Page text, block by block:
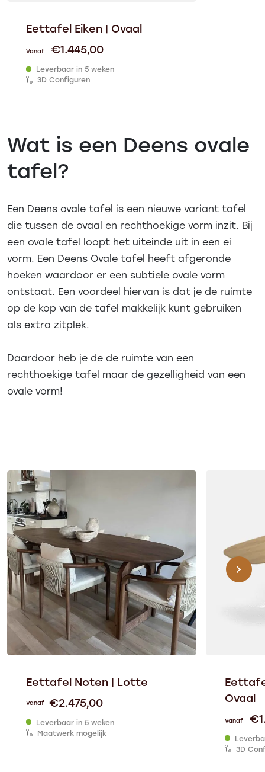
Eettafel Eiken | Ovaal
Vanaf €1.445,00
Leverbaar in 5 weken
3D Configuren
Wat is een Deens ovale
tafel?
Een Deens ovale tafel is een nieuwe variant tafel
die tussen de ovaal en rechthoekige vorm inzit. Bij
een ovale tafel loopt het uiteinde uit in een ei
vorm. Een Deens Ovale tafel heeft afgeronde
hoeken waardoor er een subtiele ovale vorm
ontstaat. Een voordeel hiervan is dat je de ruimte
op de kop van de tafel makkelijk kunt gebruiken
als extra zitplek.
Daardoor heb je de de ruimte van een
rechthoekige tafel maar de gezelligheid van een
ovale vorm!
Eettafel Noten | Lotte
Vanaf €2.475,00
Leverbaar in 5 weken
Maatwerk mogelijk
Ovaal
Vanaf €
3D